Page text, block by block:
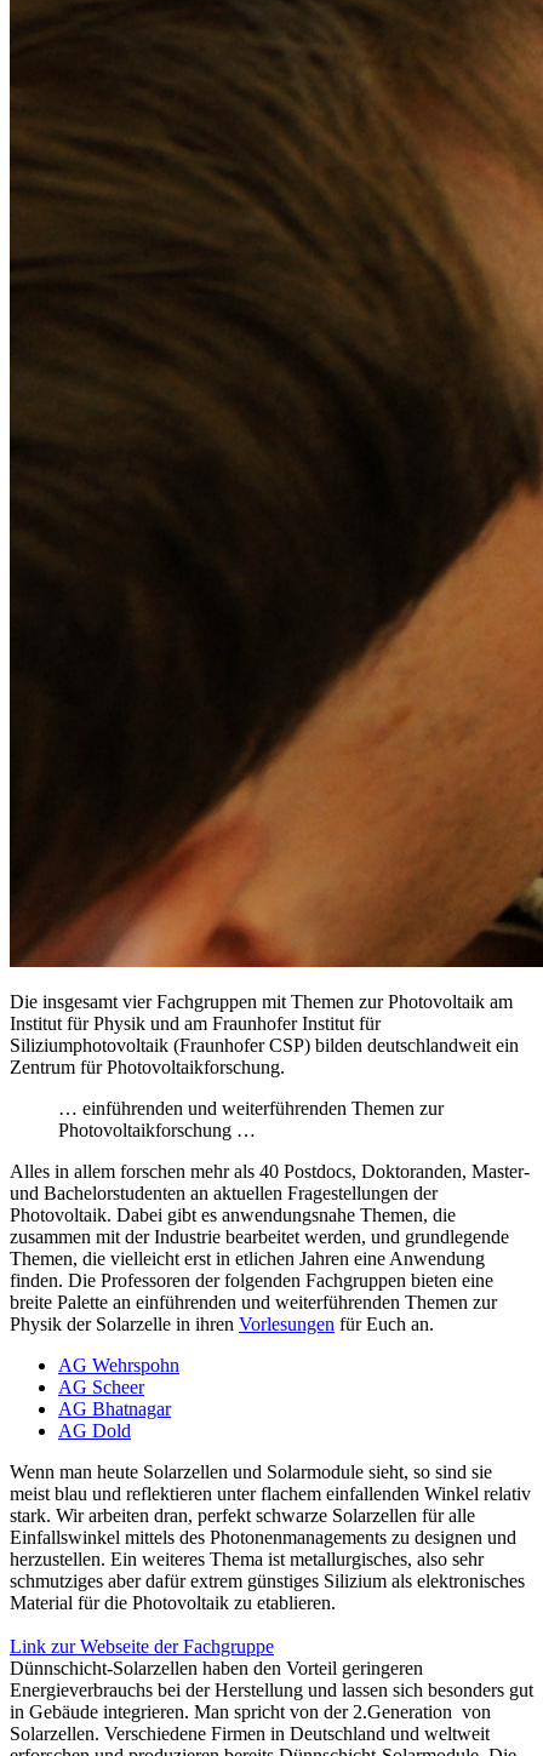
Die insgesamt vier Fachgruppen mit Themen zur Photovoltaik am
Institut für Physik und am Fraunhofer Institut für
Siliziumphotovoltaik (Fraunhofer CSP) bilden deutschlandweit ein
Zentrum für Photovoltaikforschung.
… einführenden und weiterführenden Themen zur
Photovoltaikforschung …
Alles in allem forschen mehr als 40 Postdocs, Doktoranden, Master-
und Bachelorstudenten an aktuellen Fragestellungen der
Photovoltaik. Dabei gibt es anwendungsnahe Themen, die
zusammen mit der Industrie bearbeitet werden, und grundlegende
Themen, die vielleicht erst in etlichen Jahren eine Anwendung
finden. Die Professoren der folgenden Fachgruppen bieten eine
breite Palette an einführenden und weiterführenden Themen zur
Physik der Solarzelle in ihren Vorlesungen für Euch an.
AG Wehrspohn
AG Scheer
AG Bhatnagar
AG Dold
Wenn man heute Solarzellen und Solarmodule sieht, so sind sie
meist blau und reflektieren unter flachem einfallenden Winkel relativ
stark. Wir arbeiten dran, perfekt schwarze Solarzellen für alle
Einfallswinkel mittels des Photonenmanagements zu designen und
herzustellen. Ein weiteres Thema ist metallurgisches, also sehr
schmutziges aber dafür extrem günstiges Silizium als elektronisches
Material für die Photovoltaik zu etablieren.
Link zur Webseite der Fachgruppe
Dünnschicht-Solarzellen haben den Vorteil geringeren
Energieverbrauchs bei der Herstellung und lassen sich besonders gut
in Gebäude integrieren. Man spricht von der 2.Generation von
Solarzellen. Verschiedene Firmen in Deutschland und weltweit